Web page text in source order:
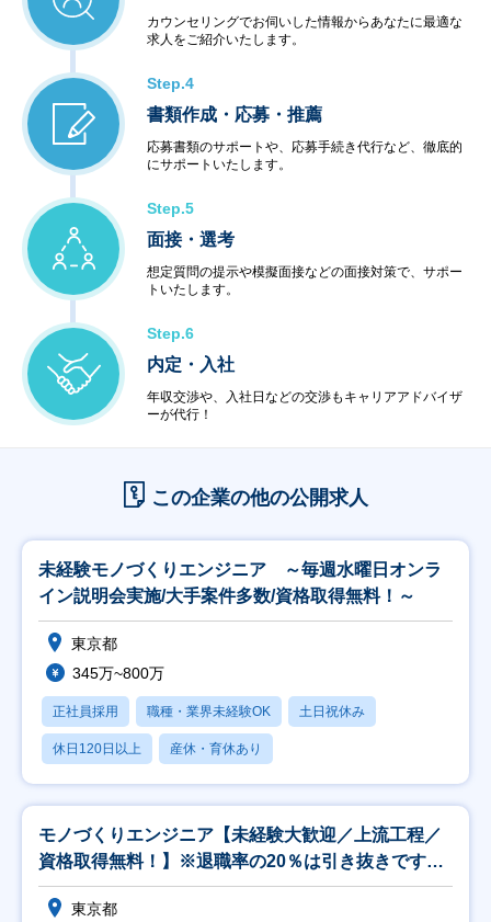
カウンセリングでお伺いした情報からあなたに最適な
求人をご紹介いたします。
Step.4
書類作成・応募・推薦
応募書類のサポートや、応募手続き代行など、徹底的
にサポートいたします。
Step.5
面接・選考
想定質問の提示や模擬面接などの面接対策で、サポー
トいたします。
Step.6
内定・入社
年収交渉や、入社日などの交渉もキャリアアドバイザ
ーが代行！
この企業の他の公開求人
未経験モノづくりエンジニア ～毎週水曜日オンラ
イン説明会実施/大手案件多数/資格取得無料！～
東京都
345万~800万
正社員採用 職種・業界未経験OK 土日祝休み
休日120日以上 産休・育休あり
モノづくりエンジニア【未経験大歓迎／上流工程／
資格取得無料！】※退職率の20％は引き抜きです！
※
東京都